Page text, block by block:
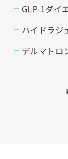
GLP-1ダイ
ハイドラジ
デルマトロ